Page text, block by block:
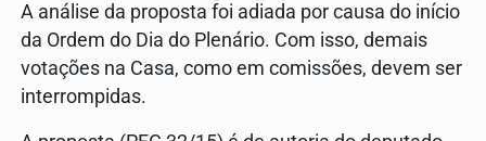
A análise da proposta foi adiada por causa do início
da Ordem do Dia do Plenário. Com isso, demais
votações na Casa, como em comissões, devem ser
interrompidas.